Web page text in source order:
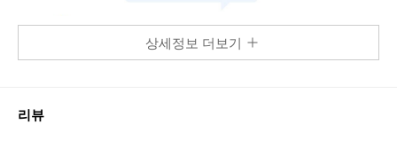
상세정보 더보기
리뷰